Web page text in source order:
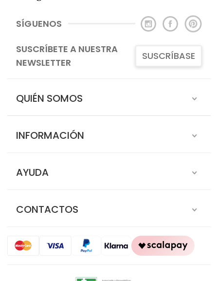
SÍGUENOS
SUSCRÍBETE A NUESTRA
NEWSLETTER
SUSCRÍBASE
QUIÉN SOMOS
INFORMACIÓN
AYUDA
CONTACTOS